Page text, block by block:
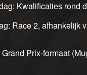
Kwalificaties rond
Race 2, afhankelijk
Prix-formaat